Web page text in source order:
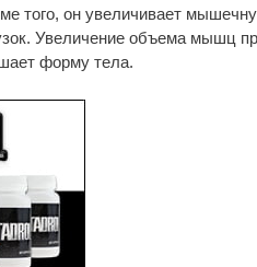
того, он увеличивает
Увеличение объема мышц
форму тела.